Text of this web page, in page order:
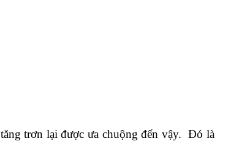
trơn lại được ưa chuộng đến vậy.  Đó là